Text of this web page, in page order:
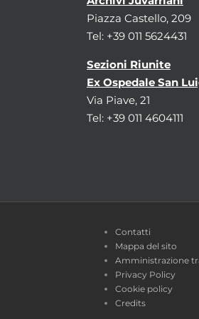
Piazza Castello, 209
Tel: +39 011 5624431
Sezioni Riunite
Ex Ospedale San
Via Piave, 21
Tel: +39 011 4604111
Contatti
Mappa del sito
Amministrazione
Privacy Policy
Cookie policy
Credits